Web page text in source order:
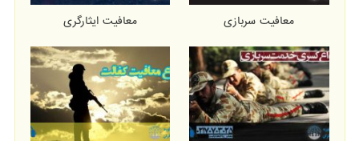
معافیت سربازی معافیت ایثارگری